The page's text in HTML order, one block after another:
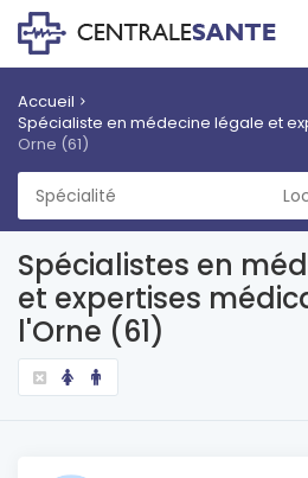
Accueil
Spécialiste en médecine légale et
Orne (61)
Spécialistes en
et expertises
l'Orne (61)